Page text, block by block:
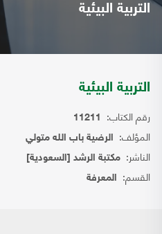
التربية البيئية
التربية البيئية
رقم الكتاب: 11211
المؤلف: الرضية باب الله متولي
الناشر: مكتبة الرشد [السعودية]
القسم: المعرفة